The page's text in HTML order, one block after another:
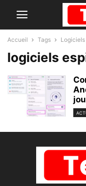
Accueil Tags
logiciels